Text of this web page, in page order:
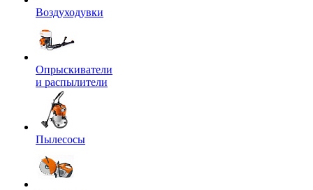
Воздуходувки
Опрыскиватели
и распылители
Пылесосы